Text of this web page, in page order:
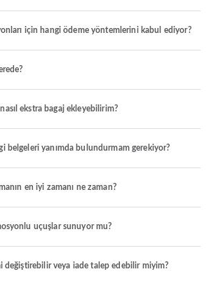
için hangi ödeme yöntemlerini kabul ediyor?
ekstra bagaj ekleyebilirim?
belgeleri yanımda bulundurmam gerekiyor?
en iyi zamanı ne zaman?
uçuşlar sunuyor mu?
veya iade talep edebilir miyim?